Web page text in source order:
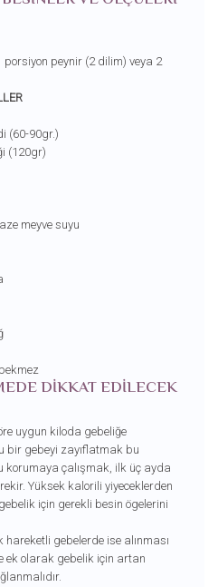
porsiyon peynir (2 dilim) veya 2
(60-90gr.)
(120gr)
meyve suyu
DİKKAT EDİLECEK
uygun kiloda gebeliğe
bir gebeyi zayıflatmak bu
korumaya çalışmak, ilk üç ayda
Yüksek kalorili yiyeceklerden
için gerekli besin ögelerini
gebelerde ise alınması
ek olarak gebelik için artan